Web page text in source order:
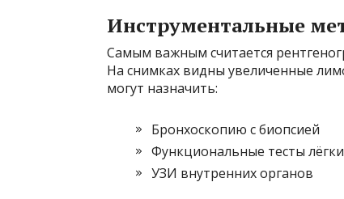
Инструментальные
Самым важным считается
На снимках видны увеличенные
могут назначить:
Бронхоскопию с биопсией
Функциональные тесты
УЗИ внутренних органов